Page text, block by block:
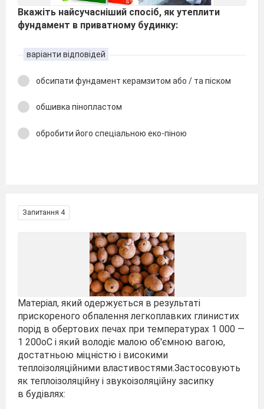
Вкажіть найсучасніший спосіб, як утеплити
фундамент в приватному будинку:
варіанти відповідей
обсипати фундамент керамзитом або / та піском
обшивка пінопластом
обробити його спеціальною еко-піною
Запитання 4
Матеріал, який одержується в результаті
прискореного обпалення легкоплавких глинистих
порід в обертових печах при температурах 1 000 —
1 200оС і який володіє малою об'ємною вагою,
достатньою міцністю і високими
теплоізоляційними властивостями.Застосовують
як теплоізоляційну і звукоізоляційну засипку
в будівлях: